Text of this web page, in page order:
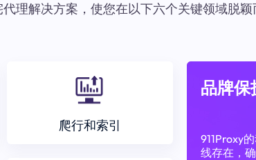
代理解决方案，使您在以下六个关键领域脱颖
爬行和索引
品牌保
911Proxy
线存在，